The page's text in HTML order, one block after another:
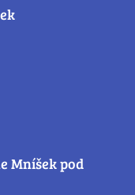
Mníšek pod